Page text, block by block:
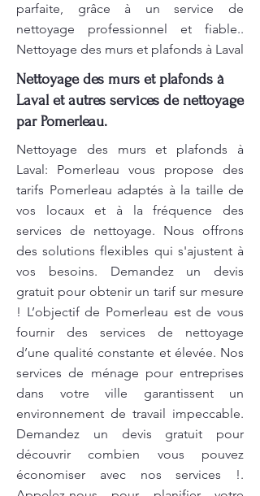
parfaite, grâce à un service de
nettoyage professionnel et fiable..
Nettoyage des murs et plafonds à Laval
Nettoyage des murs et plafonds à
Laval et autres services de nettoyage
par Pomerleau.
Nettoyage des murs et plafonds à
Laval: Pomerleau vous propose des
tarifs Pomerleau adaptés à la taille de
vos locaux et à la fréquence des
services de nettoyage. Nous offrons
des solutions flexibles qui s'ajustent à
vos besoins. Demandez un devis
gratuit pour obtenir un tarif sur mesure
! L’objectif de Pomerleau est de vous
fournir des services de nettoyage
d’une qualité constante et élevée. Nos
services de ménage pour entreprises
dans votre ville garantissent un
environnement de travail impeccable.
Demandez un devis gratuit pour
découvrir combien vous pouvez
économiser avec nos services !.